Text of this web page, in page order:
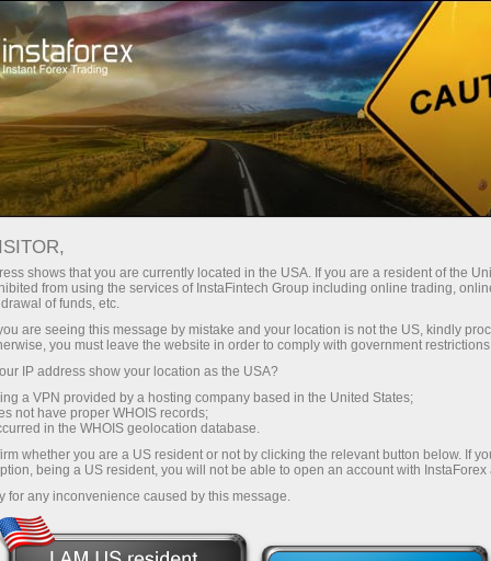
Трейдерлар учун
Ҳисоб-варағини очиш
Ҳисоб-варағини верификация қилиш
Савдо ҳисоби
верификатсияси
Ҳисобингизни карта ёки банк ўтказмаси орқали
тўлдирмоқчимисиз? Уларнинг ҳаммаси учун
бўлади. Верификатсиядан қандай ўтишни
тушунтирамиз!
shows that you are currently located in the USA. If you are a resident of the
from using the services of InstaFintech Group including online trading,
of funds, etc.
are seeing this message by mistake and your location is not the US, kindly
you must leave the website in order to comply with government
IP address show your location as the USA?
a VPN provided by a hosting company based in the United States;
not have proper WHOIS records;
in the WHOIS geolocation database.
whether you are a US resident or not by clicking the relevant button below. If
being a US resident, you will not be able to open an account with InstaForex
for any inconvenience caused by this message.